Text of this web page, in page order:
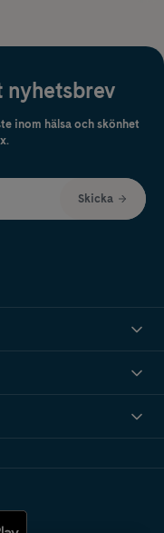
nyhetsbrev
inom hälsa och skönhet
Skicka